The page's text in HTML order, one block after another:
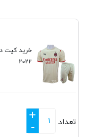
خرید کیت
2022
تعداد
+
-